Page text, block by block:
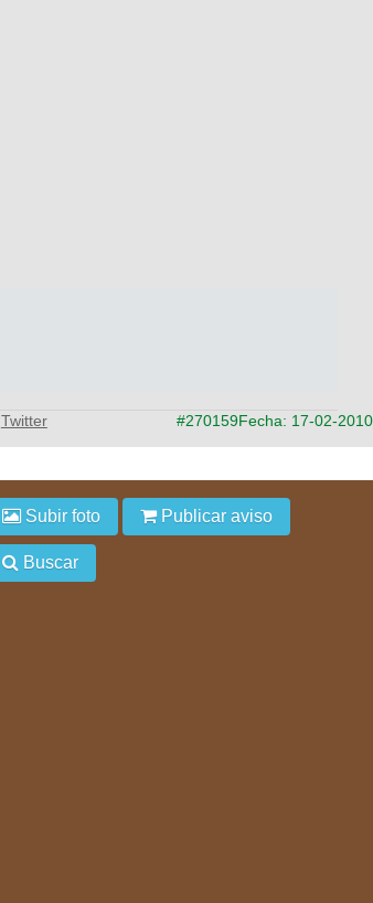
Twitter
#270159Fecha: 17-02-2010
Subir foto Publicar aviso
Buscar